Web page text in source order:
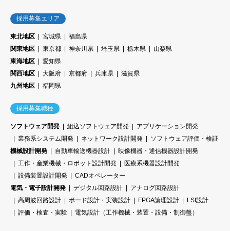
採用募集エリア
東北地区 宮城県
福島県
関東地区
東京都 神奈川県 埼玉県 栃木県
山梨県
東海地区
愛知県
関西地区
大阪府 京都府 兵庫県
滋賀県
九州地区
福岡県
採用募集職種
ソフトウェア開発 組込ソフトウェア開発
アプリケーション開発
業務系システム開発
ネットワーク設計開発
ソフトウェア評価・検証
機械設計開発
自動車輸送機器設計
映像機器・通信機器設計開発
工作・産業機械・ロボット設計開発
医療系機器設計開発
設備装置設計開発
CADオペレーター
電気・電子設計開発
デジタル回路設計
アナログ回路設計
高周波回路設計
ボード設計・実装設計 FPGA論理設計
LSI設計
評価・検査・実験
電気設計（工作機械・装置・設備・制御盤）